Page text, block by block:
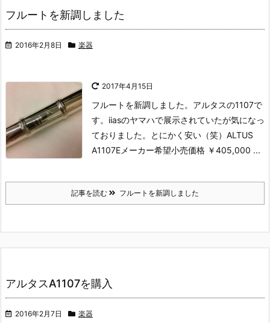
フルートを新調しました
2016年2月8日 楽器
2017年4月15日
フルートを新調しました。 アルタスの1107で
す。 iiasのヤマハで展示されていたが気になっ
ておりました。
とにかく安い（笑） ALTUS
A1107E メーカー希望小売価格 ￥405,000 ...
記事を読む フルートを新調しました
アルタスA1107を購入
2016年2月7日 楽器